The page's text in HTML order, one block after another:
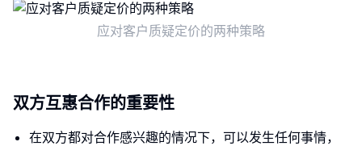
应对客户质疑定价的两种策略
双方互惠合作的重要性
在双方都对合作感兴趣的情况下，可以发生任何事情，